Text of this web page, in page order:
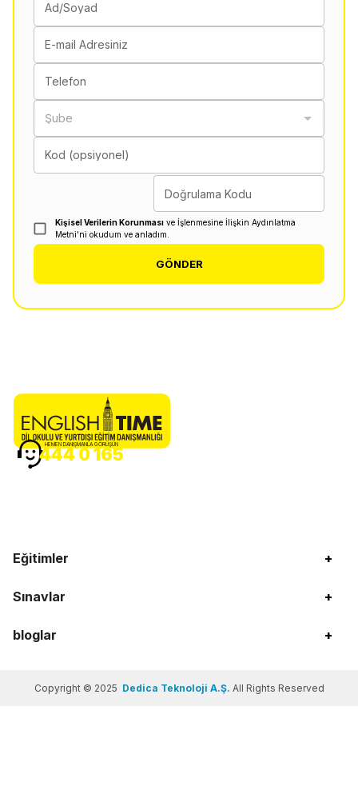
Ad/Soyad
E-mail Adresiniz
Telefon
Şube
Kod (opsiyonel)
Doğrulama Kodu
Kişisel Verilerin Korunması ve İşlenmesine İlişkin Aydınlatma
Metni'ni okudum ve anladım.
GÖNDER
Eğitimler +
Sınavlar +
bloglar +
HEMEN DANIŞMANLA GÖRÜŞÜN
444 0 165
Copyright © 2025 Dedica Teknoloji A.Ş. All Rights Reserved